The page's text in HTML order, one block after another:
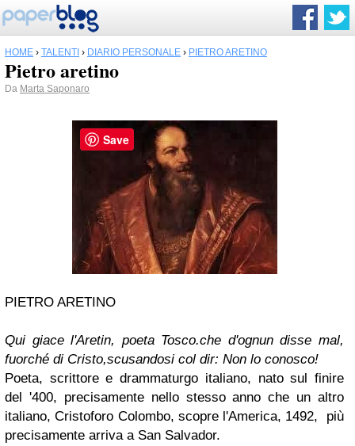
HOME › TALENTI › DIARIO PERSONALE › PIETRO ARETINO
Pietro aretino
Da Marta Saponaro
PIETRO ARETINO
Qui giace l'Aretin, poeta Tosco.che d'ognun disse mal,
fuorché di Cristo,scusandosi col dir: Non lo conosco!
Poeta, scrittore e drammaturgo italiano, nato sul finire
del '400, precisamente nello stesso anno che un altro
italiano, Cristoforo Colombo, scopre l'America, 1492, più
precisamente arriva a San Salvador.
Save